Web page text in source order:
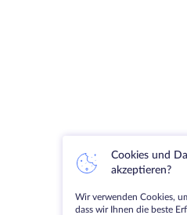
Cookies und
akzeptieren?
Wir verwenden Cookies,
dass wir Ihnen die beste